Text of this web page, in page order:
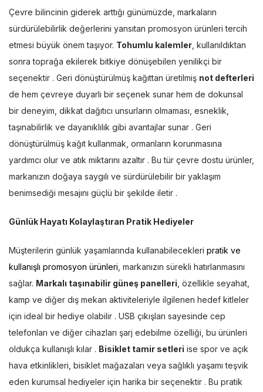
Çevre bilincinin giderek arttığı günümüzde, markaların
sürdürülebilirlik değerlerini yansıtan promosyon ürünleri tercih
etmesi büyük önem taşıyor. Tohumlu kalemler , kullanıldıktan
sonra toprağa ekilerek bitkiye dönüşebilen yenilikçi bir
seçenektir . Geri dönüştürülmüş kağıttan üretilmiş not defterleri
de hem çevreye duyarlı bir seçenek sunar hem de dokunsal
bir deneyim, dikkat dağıtıcı unsurların olmaması, esneklik,
taşınabilirlik ve dayanıklılık gibi avantajlar sunar . Geri
dönüştürülmüş kağıt kullanmak, ormanların korunmasına
yardımcı olur ve atık miktarını azaltır . Bu tür çevre dostu ürünler,
markanızın doğaya saygılı ve sürdürülebilir bir yaklaşım
benimsediği mesajını güçlü bir şekilde iletir .
Günlük Hayatı Kolaylaştıran Pratik Hediyeler
Müşterilerin günlük yaşamlarında kullanabilecekleri pratik ve
kullanışlı promosyon ürünleri , markanızın sürekli hatırlanmasını
sağlar. Markalı taşınabilir güneş panelleri , özellikle seyahat,
kamp ve diğer dış mekan aktiviteleriyle ilgilenen hedef kitleler
için ideal bir hediye olabilir . USB çıkışları sayesinde cep
telefonları ve diğer cihazları şarj edebilme özelliği, bu ürünleri
oldukça kullanışlı kılar . Bisiklet tamir setleri ise spor ve açık
hava etkinlikleri, bisiklet mağazaları veya sağlıklı yaşamı teşvik
eden kurumsal hediyeler için harika bir seçenektir . Bu pratik